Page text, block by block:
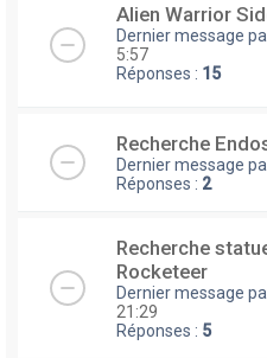
Alien Warrior
Dernier message
5:57
Réponses : 15
Recherche
Dernier message
Réponses : 2
Recherche
Rocketeer
Dernier message
21:29
Réponses : 5